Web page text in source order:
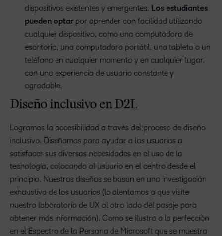
dispositivos existentes y emergentes. Los estudiantes
pueden optar por aprender con facilidad utilizando
cualquier dispositivo, como una computadora de
escritorio, una computadora portátil, una tableta o un
teléfono en cualquier momento y en cualquier lugar,
con una experiencia de usuario constante y
agradable.
Diseño inclusivo en D2L
Logramos la accesibilidad a través del proceso de diseño
inclusivo. Diseñamos para ayudar a los usuarios a
satisfacer sus diversas necesidades en el uso de la
tecnología, colocando al usuario en el centro desde el
principio. Nuestros diseños se basan en una investigación
exhaustiva de los usuarios (lo alentamos a que visite
nuestro laboratorio de UX al otro lado del pasaje para
obtener más información). Como se ilustra a la perfección
en el Espectro de la Persona de Microsoft que se muestra